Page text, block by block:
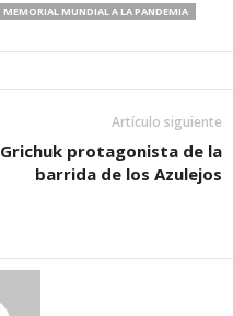
MEMORIAL MUNDIAL A LA PANDEMIA
Artículo siguiente
Grichuk protagonista de la
barrida de los Azulejos